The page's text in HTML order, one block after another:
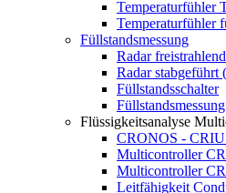
Temperaturfühler
Temperaturfühler
Füllstandsmessung
Radar freistrahlend
Radar stabgeführt
Füllstandsschalter
Flüssigkeitsanalyse
CRONOS -
Multicontroller
Multicontroller
Leitfähigkeit